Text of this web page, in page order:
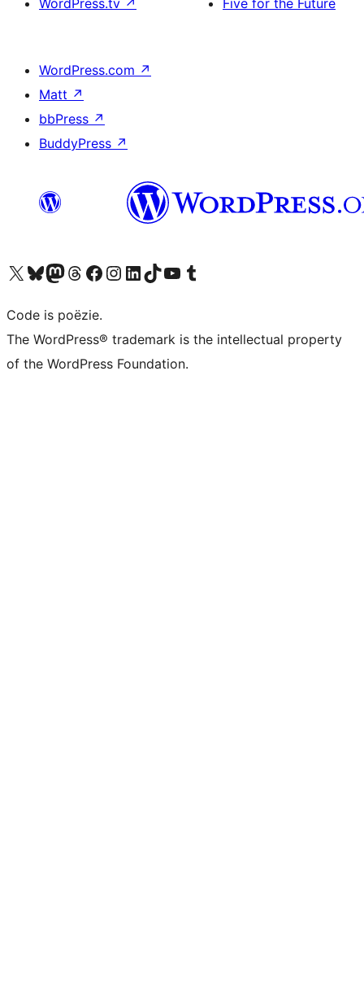
WordPress.tv ↗
Five for the Future
WordPress.com ↗
Matt ↗
bbPress ↗
BuddyPress ↗
Bezoek ons X (voorheen Twitter) account
Bezoek ons Bluesky account
Bezoek ons Mastodon account
Bezoek ons Threads account
Onze Facebook pagina bezoeken
Bezoek ons Instagram account
Bezoek ons LinkedIn account
Bezoek ons TikTok account
Bezoek ons YouTube kanaalBezoek ons Tumblr account
Code is poëzie.
The WordPress® trademark is the intellectual property
of the WordPress Foundation.